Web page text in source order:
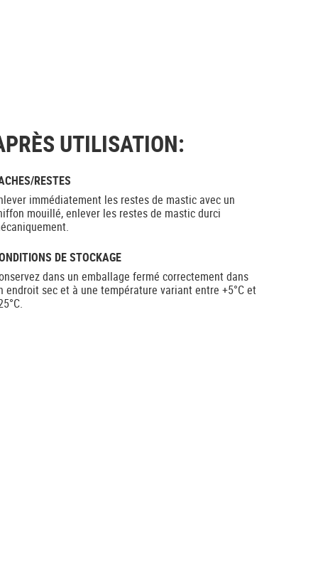
UTILISATION:
RESTES
immédiatement les restes de mastic avec un
mouillé, enlever les restes de mastic durci
DE STOCKAGE
dans un emballage fermé correctement dans
endroit sec et à une température variant entre +5°C et